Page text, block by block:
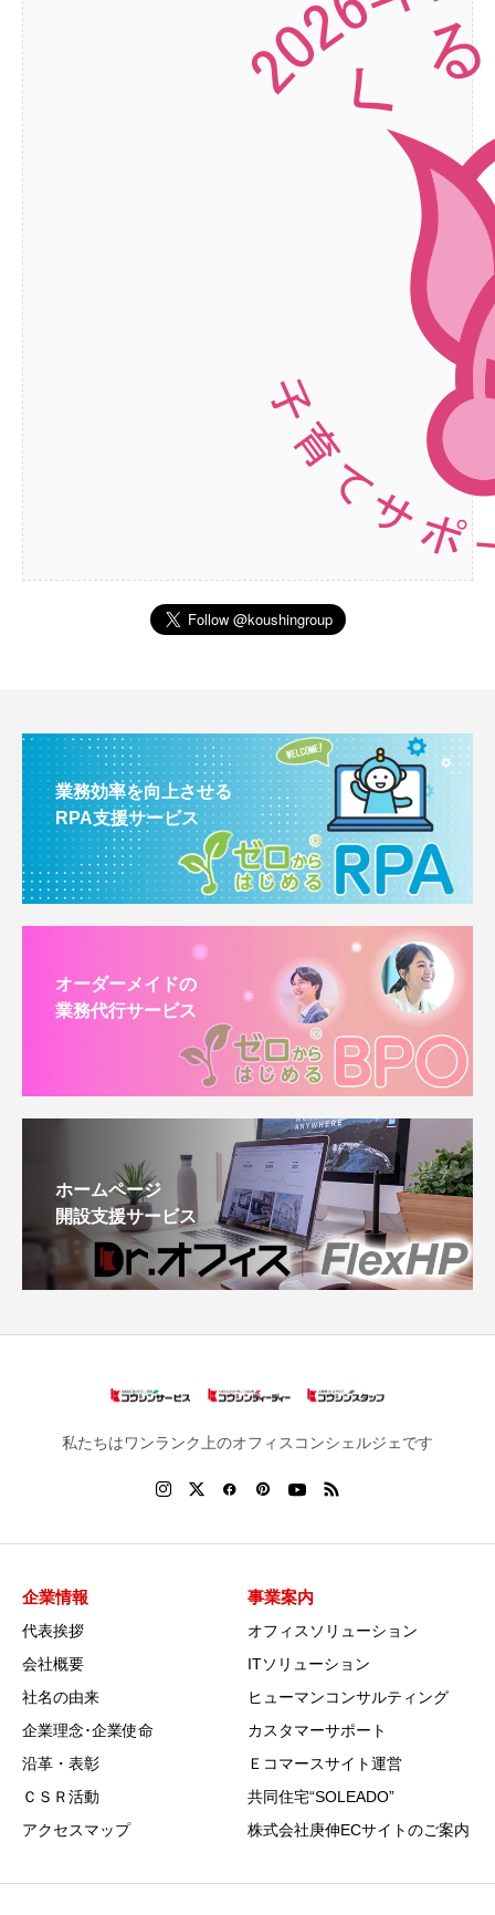
業務効率を向上させる
RPA支援サービス
オーダーメイドの
業務代行サービス
ホームページ
開設支援サービス
私たちはワンランク上のオフィスコンシェルジェです
企業情報
代表挨拶
会社概要
社名の由来
企業理念･企業使命
沿革・表彰
ＣＳＲ活動
アクセスマップ
事業案内
オフィスソリューション
ITソリューション
ヒューマンコンサルティング
カスタマーサポート
Ｅコマースサイト運営
共同住宅“SOLEADO”
株式会社庚伸ECサイトのご案内